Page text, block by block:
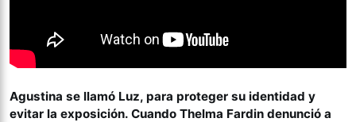
Agustina se llamó Luz, para proteger su identidad y
evitar la exposición. Cuando Thelma Fardin denunció a